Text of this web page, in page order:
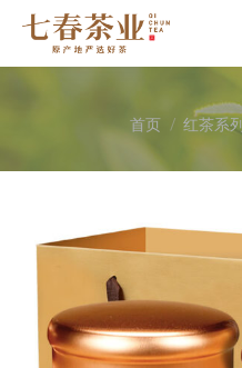
您在这里：
首页 红茶系列